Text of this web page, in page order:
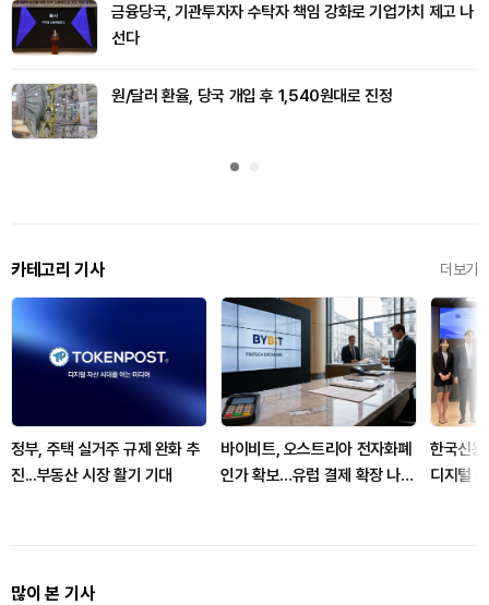
금융당국, 기관투자자 수탁자 책임 강화로 기업가치 제고 나
선다
원/달러 환율, 당국 개입 후 1,540원대로 진정
카테고리 기사 더보기
정부, 주택 실거주 규제 완화 추
진...부동산 시장 활기 기대
바이비트, 오스트리아 전자화폐
인가 확보…유럽 결제 확장 나선
한국신
디지털
많이 본 기사